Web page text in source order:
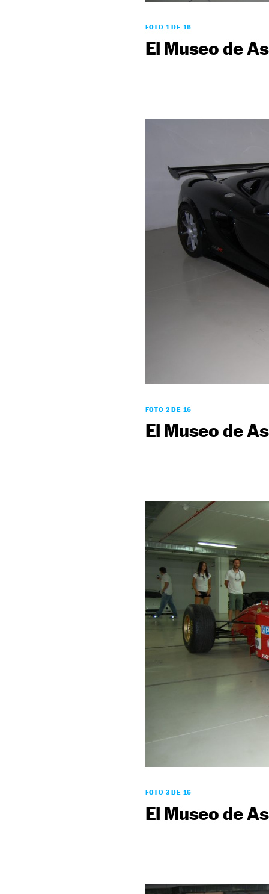
FOTO 1 DE 16
El Museo de
FOTO 2 DE 16
El Museo de
FOTO 3 DE 16
El Museo de